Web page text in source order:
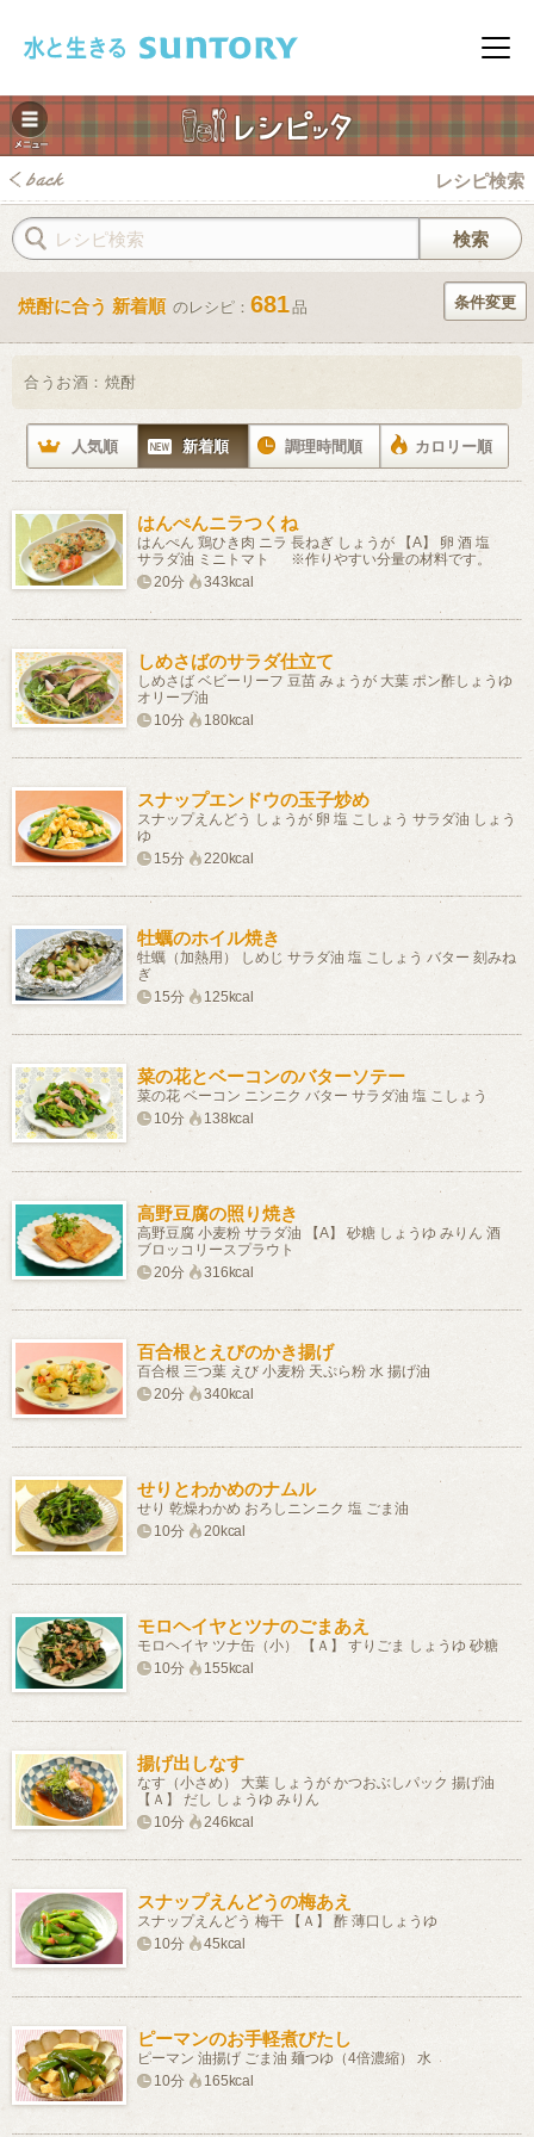
メニ
レシピ検索
焼酎に合う 新着順 のレシピ： 681品 条件変更
合うお酒： 焼酎
人気順 新着順 調理時間順 カロリー順
はんぺんニラつくね
はんぺん 鶏ひき肉 ニラ 長ねぎ しょうが 【A】 卵 酒 塩
サラダ油 ミニトマト ※作りやすい分量の材料です。
20分
343kcal
しめさばのサラダ仕立て
しめさば ベビーリーフ 豆苗 みょうが 大葉 ポン酢しょうゆ
オリーブ油
10分
180kcal
スナップエンドウの玉子炒め
スナップえんどう しょうが 卵 塩 こしょう サラダ油 しょう
ゆ
15分
220kcal
牡蠣のホイル焼き
牡蠣（加熱用） しめじ サラダ油 塩 こしょう バター 刻みね
ぎ
15分
125kcal
菜の花とベーコンのバターソテー
菜の花 ベーコン ニンニク バター サラダ油 塩 こしょう
10分
138kcal
高野豆腐の照り焼き
高野豆腐 小麦粉 サラダ油 【A】 砂糖 しょうゆ みりん 酒
ブロッコリースプラウト
20分
316kcal
百合根とえびのかき揚げ
百合根 三つ葉 えび 小麦粉 天ぷら粉 水 揚げ油
20分
340kcal
せりとわかめのナムル
せり 乾燥わかめ おろしニンニク 塩 ごま油
10分
20kcal
モロヘイヤとツナのごまあえ
モロヘイヤ ツナ缶（小） 【Ａ】 すりごま しょうゆ 砂糖
10分
155kcal
揚げ出しなす
なす（小さめ） 大葉 しょうが かつおぶしパック 揚げ油
【Ａ】 だし しょうゆ みりん
10分
246kcal
スナップえんどうの梅あえ
スナップえんどう 梅干 【Ａ】 酢 薄口しょうゆ
10分
45kcal
ピーマンのお手軽煮びたし
ピーマン 油揚げ ごま油 麺つゆ（4倍濃縮） 水
10分
165kcal